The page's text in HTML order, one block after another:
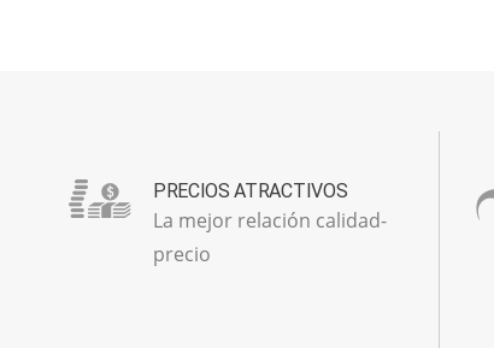
PRECIOS ATRACTIVOS
La mejor relación calidad-
precio